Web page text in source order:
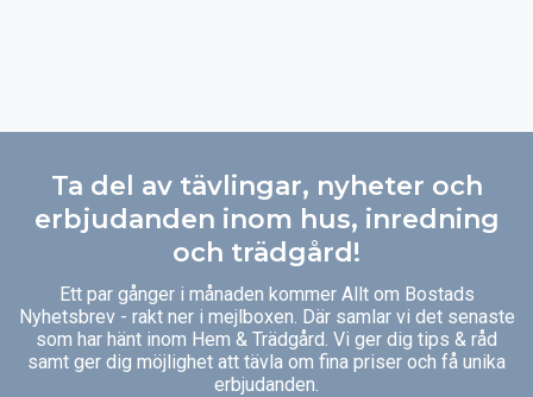
Ta del av tävlingar, nyheter och
erbjudanden inom hus, inredning
och trädgård!
Ett par gånger i månaden kommer Allt om Bostads
Nyhetsbrev - rakt ner i mejlboxen. Där samlar vi det senaste
som har hänt inom Hem & Trädgård. Vi ger dig tips & råd
samt ger dig möjlighet att tävla om fina priser och få unika
erbjudanden.